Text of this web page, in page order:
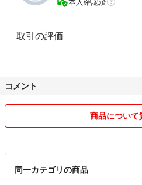
小粒で溶けやすい設計。 毎日続けやす
【こんな方におすすめ】
■アウトドアを楽しみたい方
■スポーツシーンでの紫外線が気にな
■日焼け止めと合わせて、より対策をし
【お召し上がり方】
1日1回2粒を水かぬるま湯で飲んでく
取引の評価
コメント
商品について
同一カテゴリの商品